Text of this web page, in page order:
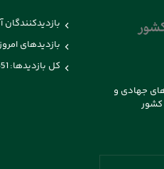
جهادی و
کشور
بازدیدکنندگان
بازدیدهای
کل بازدیدها: